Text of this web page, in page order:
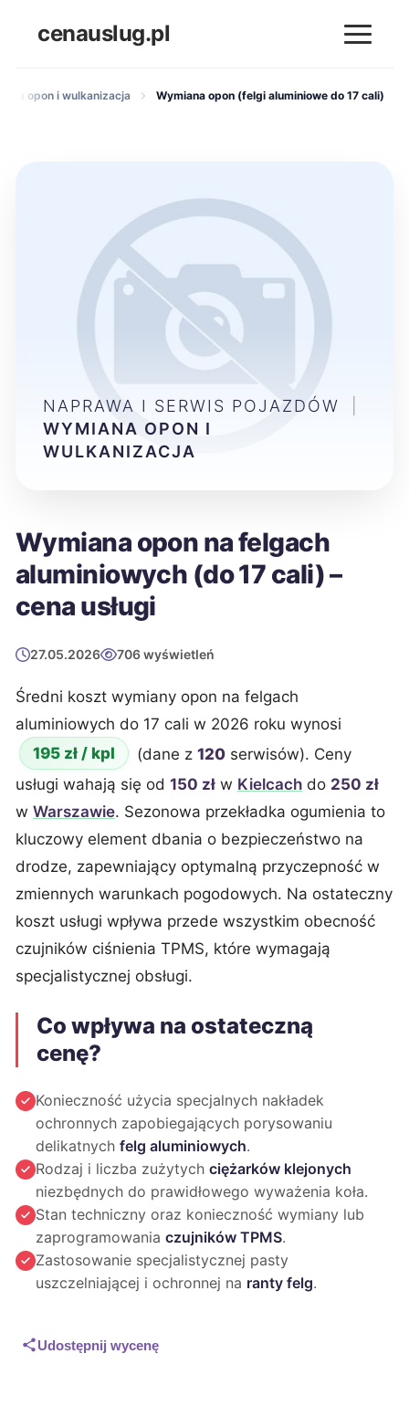
cenauslug.pl
opon i wulkanizacja Wymiana opon (felgi aluminiowe do 17 cali)
Wymiana opon na felgach
aluminiowych (do 17 cali) –
cena usługi
27.05.2026 706 wyświetleń
Średni koszt wymiany opon na felgach
aluminiowych do 17 cali w 2026 roku wynosi
195 zł / kpl
(dane z 120 serwisów). Ceny
usługi wahają się od 150 zł w Kielcach do 250 zł
w Warszawie. Sezonowa przekładka ogumienia to
kluczowy element dbania o bezpieczeństwo na
drodze, zapewniający optymalną przyczepność w
zmiennych warunkach pogodowych. Na ostateczny
koszt usługi wpływa przede wszystkim obecność
czujników ciśnienia TPMS, które wymagają
specjalistycznej obsługi.
Co wpływa na ostateczną
cenę?
Konieczność użycia specjalnych nakładek
ochronnych zapobiegających porysowaniu
delikatnych felg aluminiowych.
Rodzaj i liczba zużytych ciężarków klejonych
niezbędnych do prawidłowego wyważenia koła.
Stan techniczny oraz konieczność wymiany lub
zaprogramowania czujników TPMS.
Zastosowanie specjalistycznej pasty
uszczelniającej i ochronnej na ranty felg.
Udostępnij wycenę
NAPRAWA I SERWIS POJAZDÓW
WYMIANA OPON I
WULKANIZACJA